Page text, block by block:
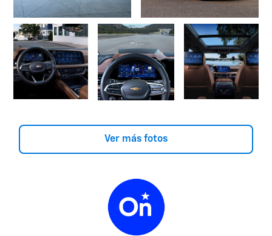
Ver más fotos